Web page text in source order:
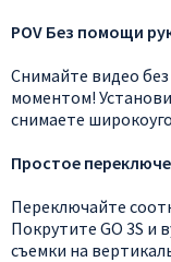
POV Без помощи
Снимайте видео
моментом!
снимаете
Простое
Переключайте
Покрутите GO 3S и
съемки на